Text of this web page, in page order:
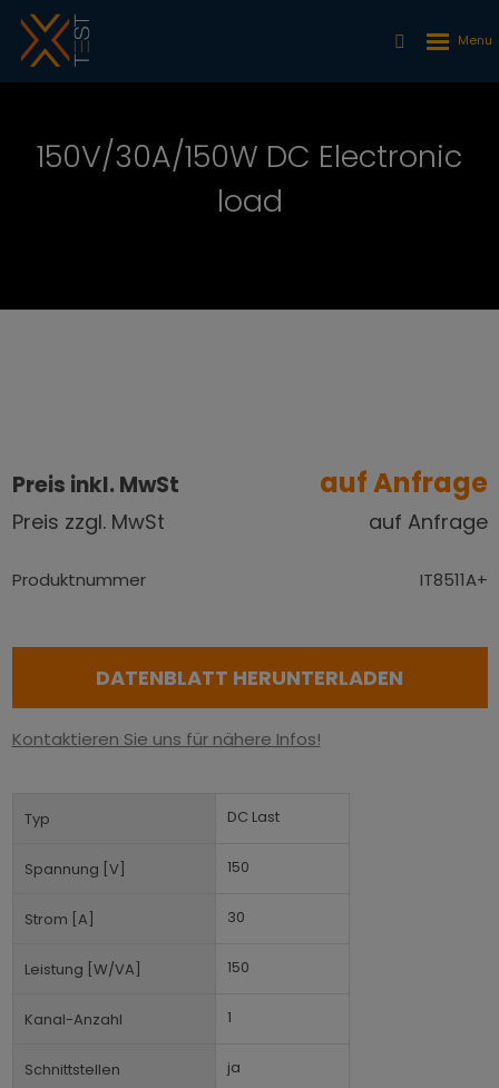
150V/30A/150W DC Electronic
load
Preis inkl. MwSt auf Anfrage
Preis zzgl. MwSt auf Anfrage
Produktnummer IT8511A+
DATENBLATT HERUNTERLADEN
Kontaktieren Sie uns für nähere Infos!
Typ DC Last
Spannung [V] 150
Strom [A] 30
Leistung [W/VA] 150
Kanal-Anzahl 1
Schnittstellen ja